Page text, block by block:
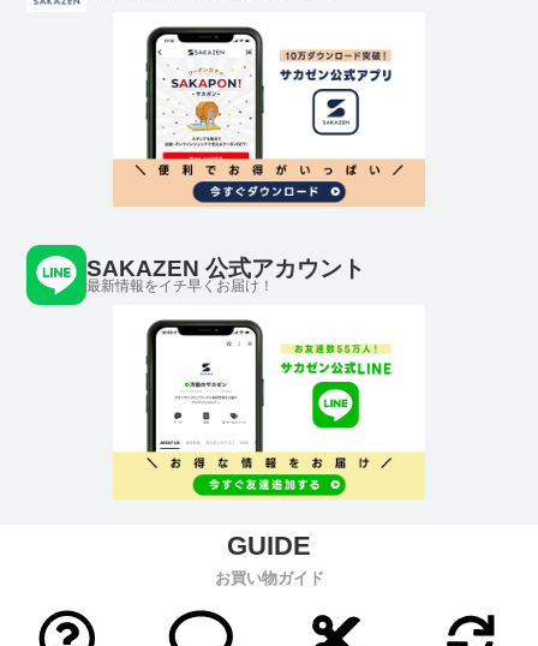
SAKAZEN 公式アカウント
最新情報をイチ早くお届け！
お買い物ガイド